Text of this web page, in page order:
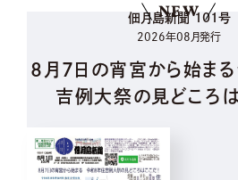
NEW
佃月島新聞 101号
2026年08月発行
8月7日の宵宮から始ま
吉例大祭の見どころは